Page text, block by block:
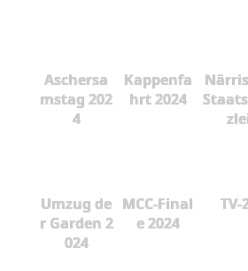
Aschersa
mstag 202
4
Kappenfa
hrt 2024
Umzug de
r Garden 2
024
MCC-Final
e 2024
TV-